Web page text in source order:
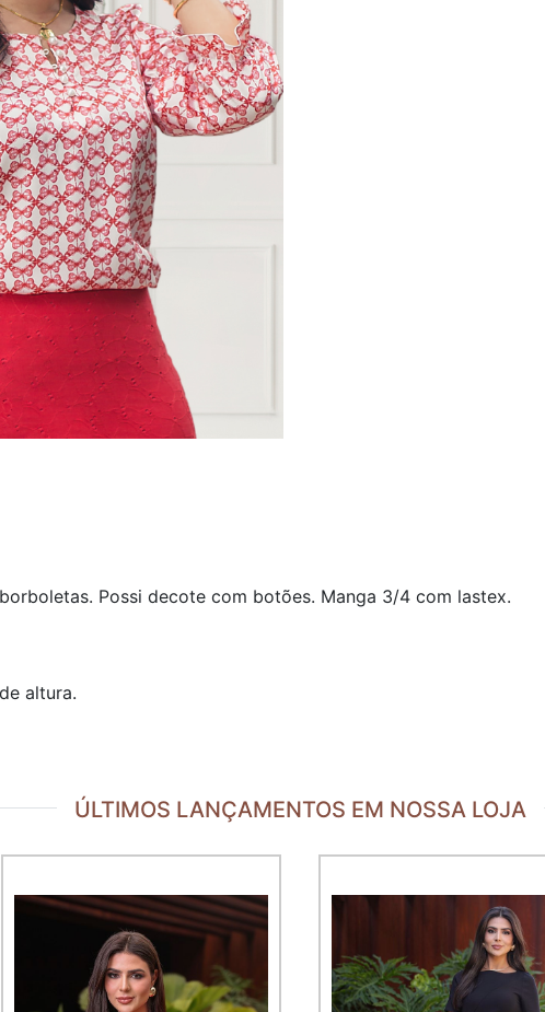
Possi decote com botões. Manga 3/4 com lastex.
altura.
ÚLTIMOS LANÇAMENTOS EM NOSSA LOJA